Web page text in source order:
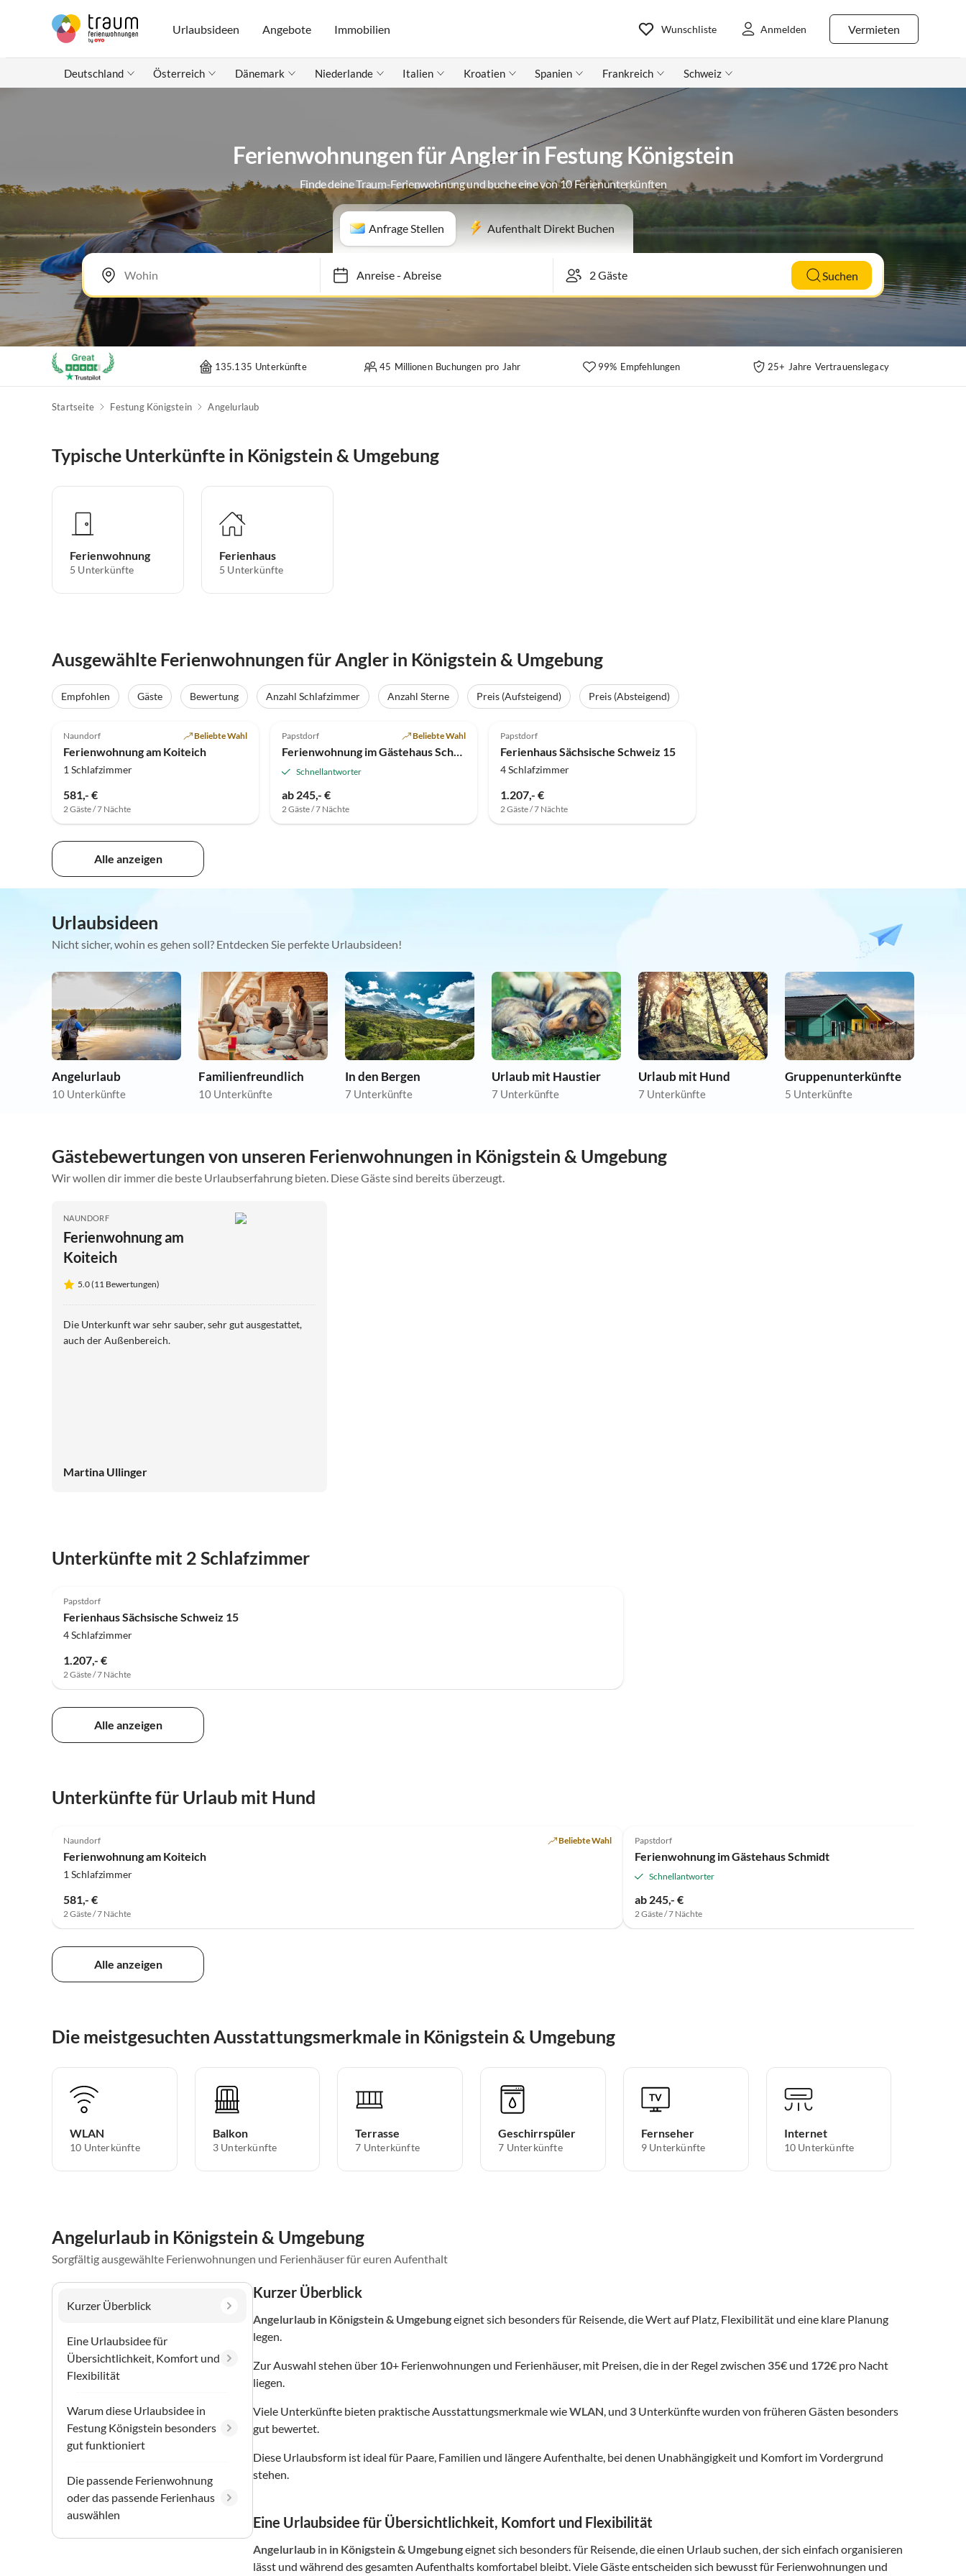
Urlaubsideen Angebote Immobilien Vermieten
Wunschliste Anmelden
Deutschland Österreich Dänemark Niederlande Italien Kroatien Spanien Frankreich Schweiz
Ferienwohnungen für Angler in Festung Königstein
Finde deine Traum-Ferienwohnung und buche eine von 10 Ferienunterkünften
Anfrage Stellen Aufenthalt Direkt Buchen
Anreise-Abreise Suchen
135.135 Unterkünfte 45 Millionen Buchungen pro Jahr 99% Empfehlungen 25+ Jahre Vertrauenslegacy
Startseite Festung Königstein Angelurlaub
Typische Unterkünfte in Königstein & Umgebung
Ferienwohnung
5 Unterkünfte
Ferienhaus
5 Unterkünfte
Ausgewählte Ferienwohnungen für Angler in Königstein & Umgebung
Empfohlen Gäste Bewertung Anzahl Schlafzimmer Anzahl Sterne Preis (Aufsteigend) Preis (Absteigend)
Top-Inserat
Naundorf Beliebte Wahl
Ferienwohnung am Koiteich
1 Schlafzimmer
581,- €
2 Gäste / 7 Nächte
Papstdorf Beliebte Wahl
Ferienwohnung im Gästehaus Schmidt
Schnellantworter
ab 245,- €
2 Gäste / 7 Nächte
Papstdorf
Ferienhaus Sächsische Schweiz 15
4 Schlafzimmer
1.207,- €
2 Gäste / 7 Nächte
Alle anzeigen
Urlaubsideen
Nicht sicher, wohin es gehen soll? Entdecken Sie perfekte Urlaubsideen!
Angelurlaub
10 Unterkünfte
Familienfreundlich
10 Unterkünfte
In den Bergen
7 Unterkünfte
Urlaub mit Haustier
7 Unterkünfte
Urlaub mit Hund
7 Unterkünfte
Gruppenunterkünfte
5 Unterkünfte
Gästebewertungen von unseren Ferienwohnungen in Königstein & Umgebung
Wir wollen dir immer die beste Urlaubserfahrung bieten. Diese Gäste sind bereits überzeugt.
NAUNDORF
Ferienwohnung am
Koiteich
5.0 (11 Bewertungen)
Die Unterkunft war sehr sauber, sehr gut ausgestattet,
auch der Außenbereich.
Martina Ullinger
Unterkünfte mit 2 Schlafzimmer
Papstdorf
Ferienhaus Sächsische Schweiz 15
4 Schlafzimmer
1.207,- €
2 Gäste / 7 Nächte
Alle anzeigen
Unterkünfte für Urlaub mit Hund
Naundorf Beliebte Wahl
Ferienwohnung am Koiteich
1 Schlafzimmer
581,- €
2 Gäste / 7 Nächte
Papstdorf
Ferienwohnung im Gästehaus Schmidt
Schnellantworter
ab 245,- €
2 Gäste / 7 Nächte
Alle anzeigen
Die meistgesuchten Ausstattungsmerkmale in Königstein & Umgebung
WLAN
10 Unterkünfte
Balkon
3 Unterkünfte
Terrasse
7 Unterkünfte
Geschirrspüler
7 Unterkünfte
Fernseher
9 Unterkünfte
Internet
10 Unterkünfte
Angelurlaub in Königstein & Umgebung
Sorgfältig ausgewählte Ferienwohnungen und Ferienhäuser für euren Aufenthalt
Kurzer Überblick
Eine Urlaubsidee für
Übersichtlichkeit, Komfort und
Flexibilität
Warum diese Urlaubsidee in
Festung Königstein besonders
gut funktioniert
Die passende Ferienwohnung
oder das passende Ferienhaus
auswählen
Kurzer Überblick
Angelurlaub in Königstein & Umgebungeignet sich besonders für Reisende, die Wert auf Platz, Flexibilität und eine klare Planung
legen.
Zur Auswahl stehen über 10+ Ferienwohnungen und Ferienhäuser, mit Preisen, die in der Regel zwischen 35€ und 172€ pro Nacht
liegen.
Viele Unterkünfte bieten praktische Ausstattungsmerkmale wieWLAN, und 3 Unterkünfte wurden von früheren Gästen besonders
gut bewertet.
Diese Urlaubsform ist ideal für Paare, Familien und längere Aufenthalte, bei denen Unabhängigkeit und Komfort im Vordergrund
stehen.
Eine Urlaubsidee für Übersichtlichkeit, Komfort und Flexibilität
Angelurlaub in in Königstein & Umgebungeignet sich besonders für Reisende, die einen Urlaub suchen, der sich einfach organisieren
lässt und während des gesamten Aufenthalts komfortabel bleibt. Viele Gäste entscheiden sich bewusst für Ferienwohnungen und